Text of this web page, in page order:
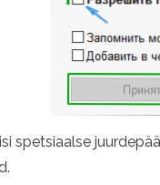
spetsiaalse